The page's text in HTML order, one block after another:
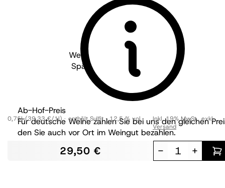
Weingut Gabel - Pfalz
Spätburgunder Steinacker
trocken
BIO
Ab-Hof-Preis
Für deutsche Weine zahlen Sie bei uns den gleichen
den Sie auch vor Ort im Weingut bezahlen.
0,75l (39,33 €/1l) enthält Sulfit 12,5 % vol
29,50 €
Inkl. 19% MwSt.,exkl.
Versand
- +